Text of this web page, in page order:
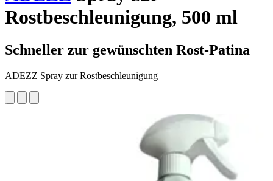
Rostbeschleunigung, 500 ml
Schneller zur gewünschten Rost-Patina
ADEZZ Spray zur Rostbeschleunigung